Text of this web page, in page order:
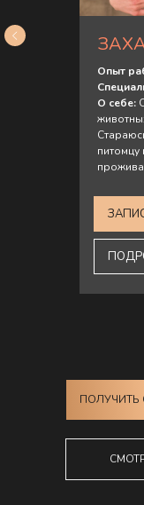
Опыт
О себе:
ПОЛУЧИТЬ